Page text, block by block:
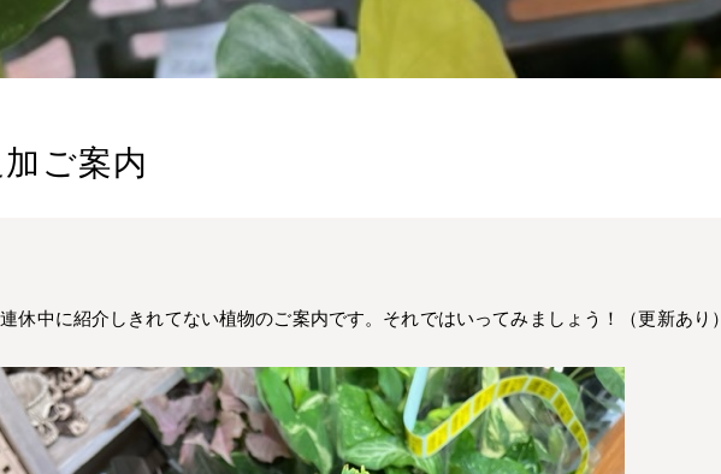
ご案内
休中に紹介しきれてない植物のご案内です。それではいってみましょう！（更新あり）